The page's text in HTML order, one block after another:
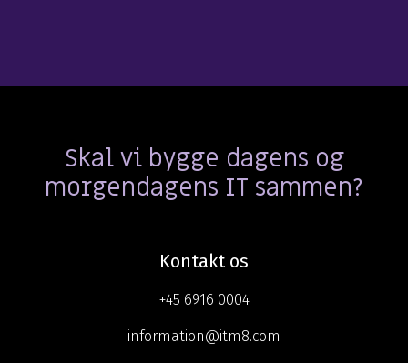
Skal vi bygge dagens og
morgendagens IT sammen?
Kontakt os
+45 6916 0004
information@itm8.com